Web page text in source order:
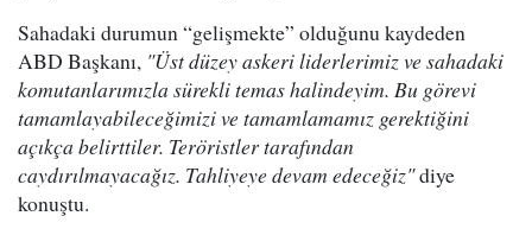
Sahadaki durumun “gelişmekte” olduğunu kaydeden
ABD Başkanı, "Üst düzey askeri liderlerimiz ve sahadaki
komutanlarımızla sürekli temas halindeyim. Bu görevi
tamamlayabileceğimizi ve tamamlamamız gerektiğini
açıkça belirttiler. Teröristler tarafından
caydırılmayacağız. Tahliyeye devam edeceğiz"diye
konuştu.